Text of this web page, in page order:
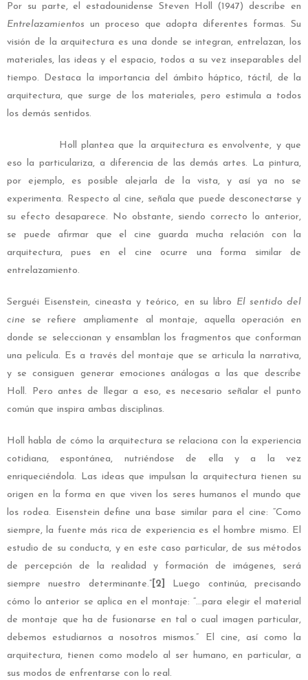
Por su parte, el estadounidense Steven Holl (1947) describe en
Entrelazamientos un proceso que adopta diferentes formas. Su
visión de la arquitectura es una donde se integran, entrelazan, los
materiales, las ideas y el espacio, todos a su vez inseparables del
tiempo. Destaca la importancia del ámbito háptico, táctil, de la
arquitectura, que surge de los materiales, pero estimula a todos
los demás sentidos.
Holl plantea que la arquitectura es envolvente, y que
eso la particulariza, a diferencia de las demás artes. La pintura,
por ejemplo, es posible alejarla de la vista, y así ya no se
experimenta. Respecto al cine, señala que puede desconectarse y
su efecto desaparece. No obstante, siendo correcto lo anterior,
se puede afirmar que el cine guarda mucha relación con la
arquitectura, pues en el cine ocurre una forma similar de
entrelazamiento.
Serguéi Eisenstein, cineasta y teórico, en su libro El sentido del
cine se refiere ampliamente al montaje, aquella operación en
donde se seleccionan y ensamblan los fragmentos que conforman
una película. Es a través del montaje que se articula la narrativa,
y se consiguen generar emociones análogas a las que describe
Holl. Pero antes de llegar a eso, es necesario señalar el punto
común que inspira ambas disciplinas.
Holl habla de cómo la arquitectura se relaciona con la experiencia
cotidiana, espontánea, nutriéndose de ella y a la vez
enriqueciéndola. Las ideas que impulsan la arquitectura tienen su
origen en la forma en que viven los seres humanos el mundo que
los rodea. Eisenstein define una base similar para el cine: “Como
siempre, la fuente más rica de experiencia es el hombre mismo. El
estudio de su conducta, y en este caso particular, de sus métodos
de percepción de la realidad y formación de imágenes, será
siempre nuestro determinante.”[2]
Luego continúa, precisando
cómo lo anterior se aplica en el montaje: “…para elegir el material
de montaje que ha de fusionarse en tal o cual imagen particular,
debemos estudiarnos a nosotros mismos.” El cine, así como la
arquitectura, tienen como modelo al ser humano, en particular, a
sus modos de enfrentarse con lo real.